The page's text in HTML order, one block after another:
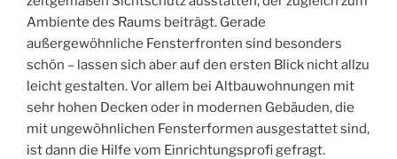
Ambiente des Raums beiträgt. Gerade
außergewöhnliche Fensterfronten sind besonders
schön – lassen sich aber auf den ersten Blick nicht allzu
leicht gestalten. Vor allem bei Altbauwohnungen mit
sehr hohen Decken oder in modernen Gebäuden, die
mit ungewöhnlichen Fensterformen ausgestattet sind,
ist dann die Hilfe vom Einrichtungsprofi gefragt.